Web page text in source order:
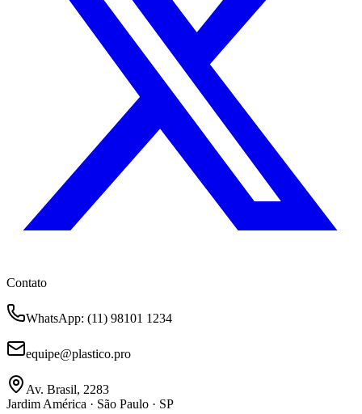
Contato
WhatsApp: (11) 98101 1234
equipe@plastico.pro
Av. Brasil, 2283
Jardim América · São Paulo · SP